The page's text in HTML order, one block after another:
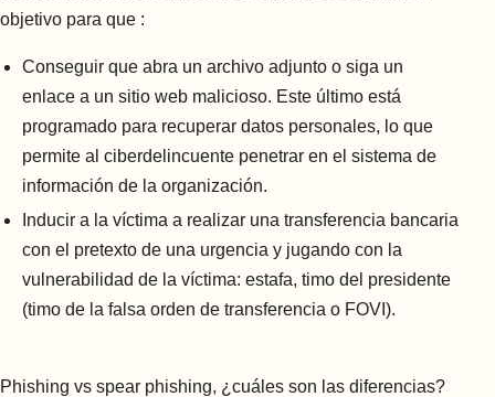
objetivo para que :
Conseguir que abra un archivo adjunto o siga un
enlace a un sitio web malicioso. Este último está
programado para recuperar datos personales, lo que
permite al ciberdelincuente penetrar en el sistema de
información de la organización.
Inducir a la víctima a realizar una transferencia bancaria
con el pretexto de una urgencia y jugando con la
vulnerabilidad de la víctima: estafa, timo del presidente
(timo de la falsa orden de transferencia o FOVI).
Phishing vs spear phishing, ¿cuáles son las diferencias?